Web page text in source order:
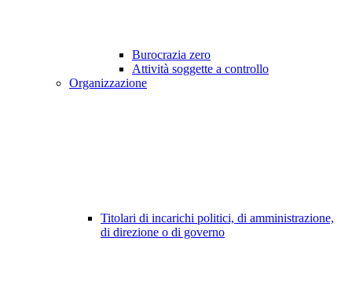
Burocrazia zero
Attività soggette a controllo
Organizzazione
Titolari di incarichi politici, di amministrazione,
di direzione o di governo